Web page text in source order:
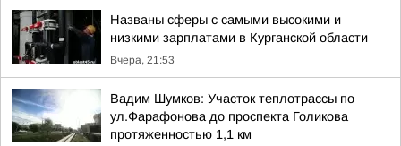
Названы сферы с самыми высокими и
низкими зарплатами в Курганской области
Вчера, 21:53
Вадим Шумков: Участок теплотрассы по
ул.Фарафонова до проспекта Голикова
протяженностью 1,1 км